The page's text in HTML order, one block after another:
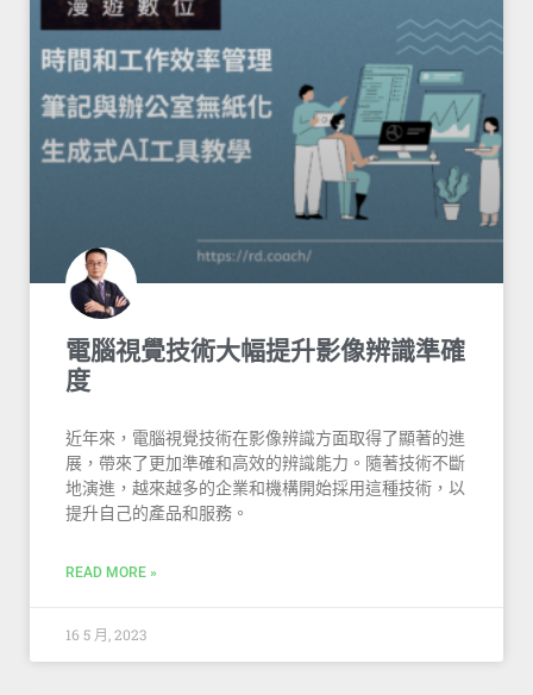
電腦視覺技術大幅提升影像辨識準確
度
近年來，電腦視覺技術在影像辨識方面取得了顯著的進
展，帶來了更加準確和高效的辨識能力。隨著技術不斷
地演進，越來越多的企業和機構開始採用這種技術，以
提升自己的產品和服務。
READ MORE »
16 5 月, 2023